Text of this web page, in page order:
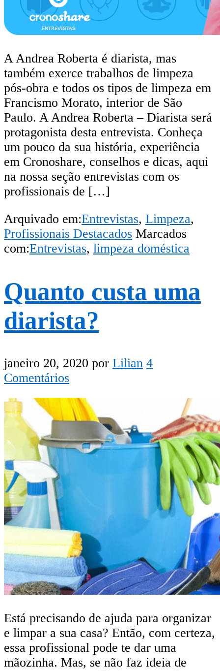
A Andrea Roberta é diarista, mas
também exerce trabalhos de limpeza
pós-obra e todos os tipos de limpeza em
Francismo Morato, interior de São
Paulo. A Andrea Roberta – Diarista será
protagonista desta entrevista. Conheça
um pouco da sua história, experiência
em Cronoshare, conselhos e dicas, aqui
na nossa seção entrevistas com os
profissionais de […]
Arquivado em:Entrevistas, Limpeza,
Profissionais Destacados Marcados
com:Entrevistas, limpeza doméstica
Quanto custa uma
diarista?
janeiro 20, 2020 por Lilian 4
Comentários
Está precisando de ajuda para organizar
e limpar a sua casa? Então, com certeza,
essa profissional pode te dar uma
mãozinha. Mas, se não faz ideia de